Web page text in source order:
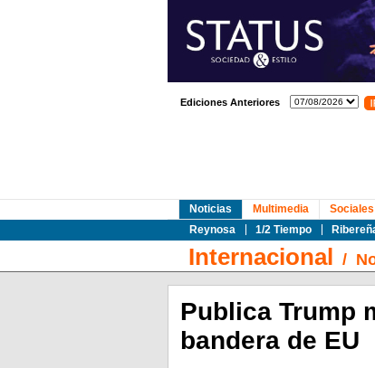
Ediciones Anteriores
Noticias
Reynosa
1/2 Tiempo
Multimedia Sociales
Internacional /
Publica Trump
bandera de EU